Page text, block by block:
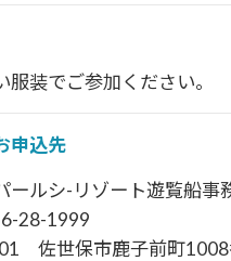
服装でご参加ください。
申込先
ールシ-リゾート遊覧船事
28-1999
佐世保市鹿子前町